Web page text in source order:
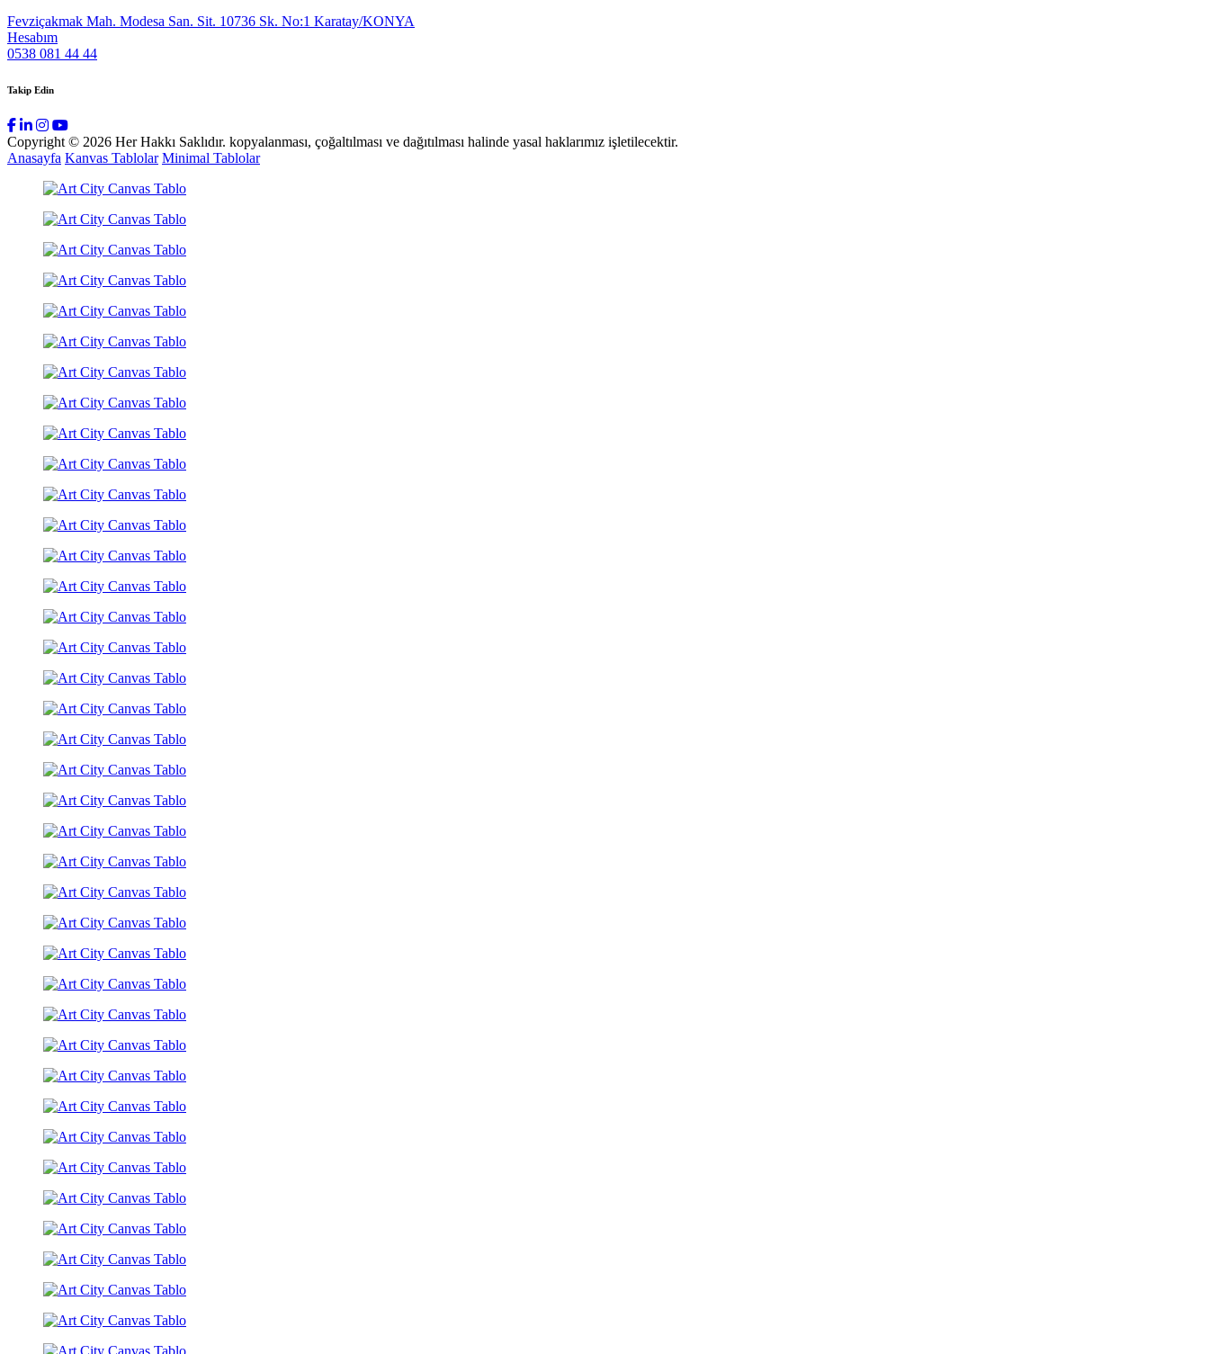
Fevziçakmak Mah. Modesa San. Sit. 10736 Sk. No:1 Karatay/KONYA
Hesabım
0538 081 44 44
Takip Edin
Copyright © 2026 Her Hakkı Saklıdır. kopyalanması, çoğaltılması ve dağıtılması halinde yasal haklarımız işletilecektir.
Anasayfa Kanvas Tablolar Minimal Tablolar